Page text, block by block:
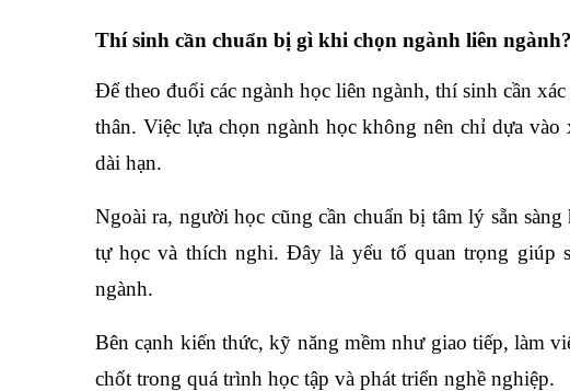
Thí sinh cần chuẩn bị gì khi chọn ngành liên ngành?
Để theo đuổi các ngành học liên ngành, thí sinh cần
thân. Việc lựa chọn ngành học không nên chỉ dựa
dài hạn.
Ngoài ra, người học cũng cần chuẩn bị tâm lý sẵn
tự học và thích nghi. Đây là yếu tố quan trọng giúp
ngành.
Bên cạnh kiến thức, kỹ năng mềm như giao tiếp, làm
chốt trong quá trình học tập và phát triển nghề nghiệp.